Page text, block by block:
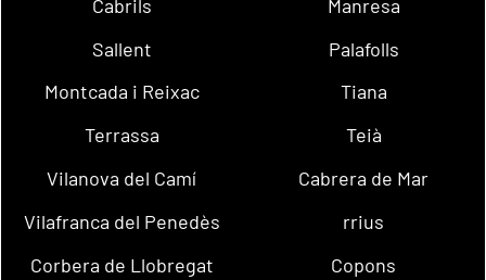
Cabrils
Manresa
Sallent
Palafolls
Montcada i Reixac
Tiana
Terrassa
Teià
Vilanova del Camí
Cabrera de Mar
Vilafranca del Penedès
rrius
Corbera de Llobregat
Copons